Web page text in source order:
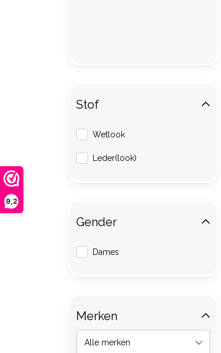
9,2
Stof
Wetlook
Leder(look)
Gender
Dames
Merken